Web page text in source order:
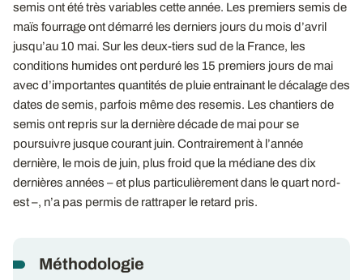
semis ont été très variables cette année. Les premiers semis de
maïs fourrage ont démarré les derniers jours du mois d’avril
jusqu’au 10 mai. Sur les deux-tiers sud de la France, les
conditions humides ont perduré les 15 premiers jours de mai
avec d’importantes quantités de pluie entrainant le décalage des
dates de semis, parfois même des resemis. Les chantiers de
semis ont repris sur la dernière décade de mai pour se
poursuivre jusque courant juin. Contrairement à l’année
dernière, le mois de juin, plus froid que la médiane des dix
dernières années – et plus particulièrement dans le quart nord-
est –, n’a pas permis de rattraper le retard pris.
Méthodologie